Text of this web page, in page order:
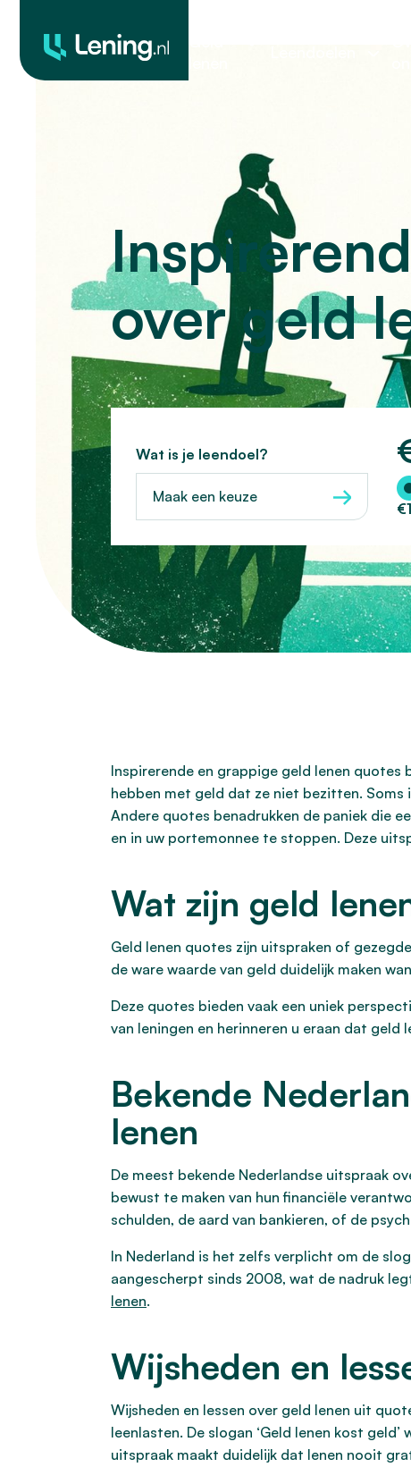
over geld
Wat is je leendoel?
Maak een keuze
Inspirerende en grappige geld lenen quotes
hebben met geld dat ze niet bezitten. Soms
Andere quotes benadrukken de paniek die
en in uw portemonnee te stoppen. Deze
Wat zijn geld
Geld lenen quotes zijn uitspraken of
de ware waarde van geld duidelijk maken
Deze quotes bieden vaak een uniek
van leningen en herinneren u eraan dat
Bekende
lenen
De meest bekende Nederlandse uitspraak
bewust te maken van hun financiële
schulden, de aard van bankieren, of de
In Nederland is het zelfs verplicht om de
aangescherpt sinds 2008, wat de nadruk
lenen.
Wijsheden en
Wijsheden en lessen over geld lenen uit
leenlasten. De slogan ‘Geld lenen kost
uitspraak maakt duidelijk dat lenen nooit